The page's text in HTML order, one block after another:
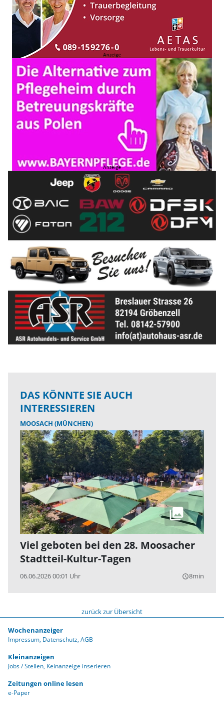
DAS KÖNNTE SIE AUCH
INTERESSIEREN
MOOSACH (MÜNCHEN)
Viel geboten bei den 28. Moosacher
Stadtteil-Kultur-Tagen
06.06.2026 00:01 Uhr query_builder8min
zurück zur Übersicht
Wochenanzeiger
Impressum Datenschutz AGB
Kleinanzeigen
Jobs / Stellen Keinanzeige inserieren
Zeitungen online lesen
e-Paper